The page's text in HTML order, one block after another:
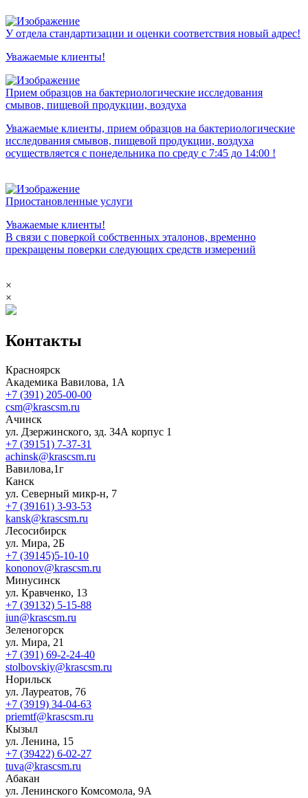
У отдела стандартизации и оценки соответствия новый адрес!
Уважаемые клиенты!
Прием образцов на бактериологические исследования
смывов, пищевой продукции, воздуха
Уважаемые клиенты, прием образцов на бактериологические
исследования смывов, пищевой продукции, воздуха
осуществляется с понедельника по среду с 7:45 до 14:00 !
Приостановленные услуги
Уважаемые клиенты!
В связи с поверкой собственных эталонов, временно
прекращены поверки следующих средств измерений
×
×
Контакты
Красноярск
Академика Вавилова, 1А
+7 (391) 205-00-00
csm@krascsm.ru
Ачинск
ул. Дзержинского, зд. 34А корпус 1
+7 (39151) 7-37-31
achinsk@krascsm.ru
Вавилова,1г
Канск
ул. Северный микр-н, 7
+7 (39161) 3-93-53
kansk@krascsm.ru
Лесосибирск
ул. Мира, 2Б
+7 (39145)5-10-10
kononov@krascsm.ru
Минусинск
ул. Кравченко, 13
+7 (39132) 5-15-88
iun@krascsm.ru
Зеленогорск
ул. Мира, 21
+7 (391) 69-2-24-40
stolbovskiy@krascsm.ru
Норильск
ул. Лауреатов, 76
+7 (3919) 34-04-63
priemtf@krascsm.ru
Кызыл
ул. Ленина, 15
+7 (39422) 6-02-27
tuva@krascsm.ru
Абакан
ул. Ленинского Комсомола, 9А